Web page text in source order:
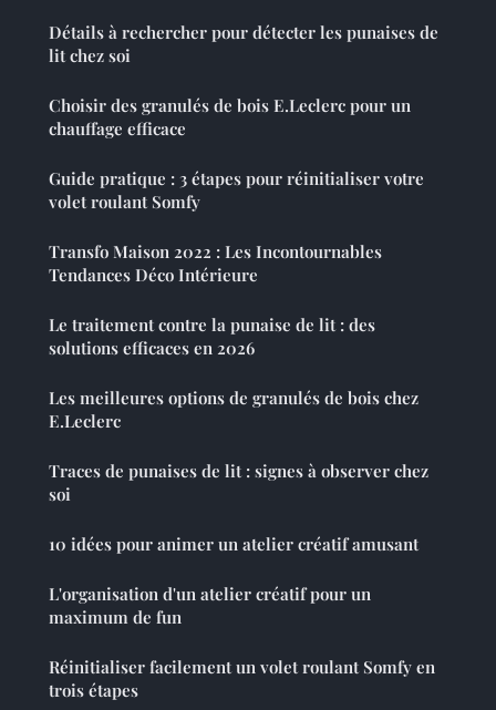
Détails à rechercher pour détecter les punaises de
lit chez soi
Choisir des granulés de bois E.Leclerc pour un
chauffage efficace
Guide pratique : 3 étapes pour réinitialiser votre
volet roulant Somfy
Transfo Maison 2022 : Les Incontournables
Tendances Déco Intérieure
Le traitement contre la punaise de lit : des
solutions efficaces en 2026
Les meilleures options de granulés de bois chez
E.Leclerc
Traces de punaises de lit : signes à observer chez
soi
10 idées pour animer un atelier créatif amusant
L'organisation d'un atelier créatif pour un
maximum de fun
Réinitialiser facilement un volet roulant Somfy en
trois étapes